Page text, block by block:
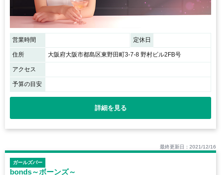
営業時間 定休日
住所 大阪府大阪市都島区東野田町3-7-8 野村ビル2FB号
アクセス
予算の目安
詳細を見る
最終更新日：2021/12/16
ガールズバー
bonds～ボーンズ～